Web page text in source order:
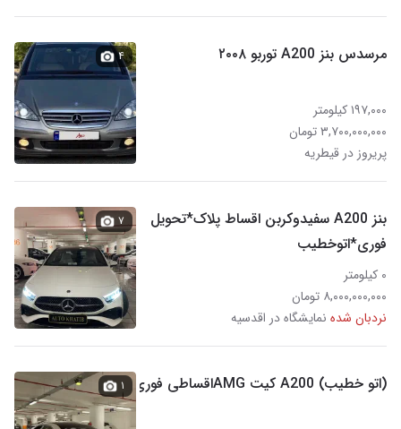
مرسدس بنز A200 توربو ۲۰۰۸
۱۹۷,۰۰۰ کیلومتر
۳,۷۰۰,۰۰۰,۰۰۰ تومان
پریروز در قیطریه
۴
بنز A200 سفیدوکربن اقساط پلاک*تحویل
فوری*اتوخطیب
۰ کیلومتر
۸,۰۰۰,۰۰۰,۰۰۰ تومان
نردبان شده نمایشگاه در اقدسیه
۷
(اتو خطیب) A200 کیت AMGاقساطی فوری ۱